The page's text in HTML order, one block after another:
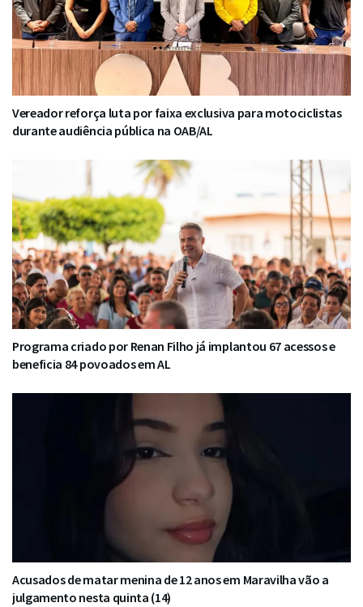
Vereador reforça luta por faixa exclusiva para motociclistas
durante audiência pública na OAB/AL
Programa criado por Renan Filho já implantou 67 acessos e
beneficia 84 povoados em AL
Acusados de matar menina de 12 anos em Maravilha vão a
julgamento nesta quinta (14)